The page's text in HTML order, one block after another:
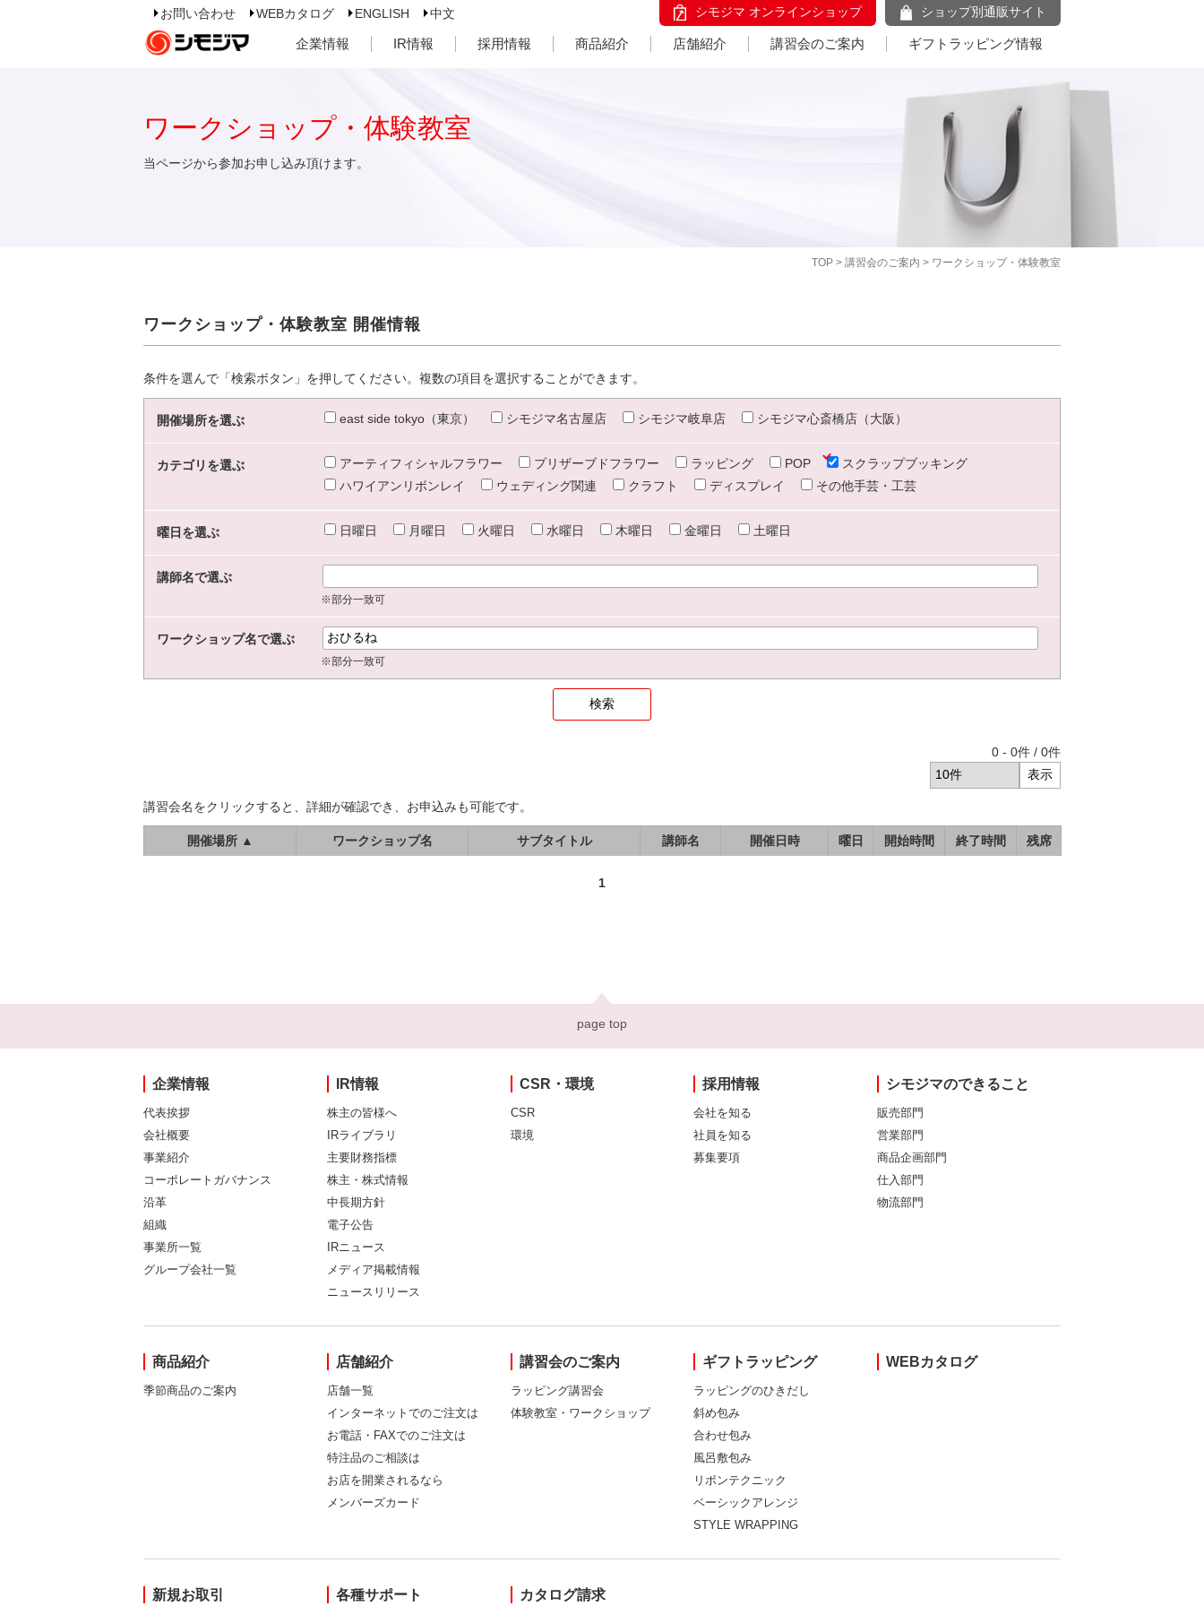
お問い合わせ WEBカタログ ENGLISH 中文 シモジマ オンラインショップ ショップ別通販サイト
企業情報 IR情報 採用情報 商品紹介 店舗紹介 講習会のご案内 ギフトラッピング情報
TOP > 講習会のご案内 > ワークショップ・体験教室
ワークショップ・体験教室
当ページから参加お申し込み頂けます。
ワークショップ・体験教室 開催情報
条件を選んで「検索ボタン」を押してください。複数の項目を選択することができます。
開催場所を選ぶ east side tokyo（東京） シモジマ名古屋店 シモジマ岐阜店 シモジマ心斎橋店（大阪）
カテゴリを選ぶ アーティフィシャルフラワー プリザーブドフラワー ラッピング POP
スクラップブッキング
ハワイアンリボンレイ
ウェディング関連 クラフト ディスプレイ その他手芸・工芸
曜日を選ぶ 日曜日 月曜日 火曜日 水曜日 木曜日 金曜日 土曜日
講師名で選ぶ
※部分一致可
ワークショップ名で選ぶ
※部分一致可
0 - 0件 / 0件
講習会名をクリックすると、詳細が確認でき、お申込みも可能です。
開催場所 ▲ ワークショップ名 サブタイトル 講師名 開催日時 曜日 開始時間 終了時間 残席
1
page top
企業情報
代表挨拶
会社概要
事業紹介
コーポレートガバナンス
沿革
組織
事業所一覧
グループ会社一覧
IR情報
株主の皆様へ
IRライブラリ
主要財務指標
株主・株式情報
中長期方針
電子公告
IRニュース
メディア掲載情報
ニュースリリース
CSR・環境
CSR
環境
採用情報
会社を知る
社員を知る
募集要項
シモジマのできること
販売部門
営業部門
商品企画部門
仕入部門
物流部門
商品紹介
季節商品のご案内
店舗紹介
店舗一覧
インターネットでのご注文は
お電話・FAXでのご注文は
特注品のご相談は
お店を開業されるなら
メンバーズカード
講習会のご案内
ラッピング講習会
体験教室・ワークショップ
ギフトラッピング
ラッピングのひきだし
斜め包み
合わせ包み
風呂敷包み
リボンテクニック
ベーシックアレンジ
STYLE WRAPPING
WEBカタログ
新規お取引 各種サポート カタログ請求